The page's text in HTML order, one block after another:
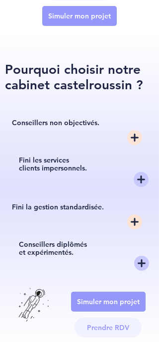
Simuler mon projet
Pourquoi choisir notre
cabinet castelroussin ?
Conseillers non objectivés.
Fini les services
clients impersonnels.
Fini la gestion standardisée.
Conseillers diplômés
et expérimentés.
Simuler mon projet
Prendre RDV